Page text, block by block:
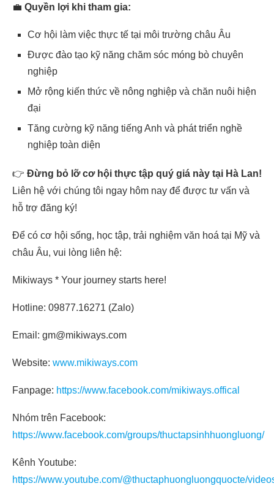
💼 Quyền lợi khi tham gia:
Cơ hội làm việc thực tế tại môi trường châu Âu
Được đào tạo kỹ năng chăm sóc móng bò chuyên
nghiệp
Mở rộng kiến thức về nông nghiệp và chăn nuôi hiện
đại
Tăng cường kỹ năng tiếng Anh và phát triển nghề
nghiệp toàn diện
👉 Đừng bỏ lỡ cơ hội thực tập quý giá này tại Hà Lan!
Liên hệ với chúng tôi ngay hôm nay để được tư vấn và
hỗ trợ đăng ký!
Để có cơ hội sống, học tập, trải nghiệm văn hoá tại Mỹ và
châu Âu, vui lòng liên hệ:
Mikiways * Your journey starts here!
Hotline: 09877.16271 (Zalo)
Email: gm@mikiways.com
Website: www.mikiways.com
Fanpage: https://www.facebook.com/mikiways.offical
Nhóm trên Facebook:
https://www.facebook.com/groups/thuctapsinhhuongluong/
Kênh Youtube:
https://www.youtube.com/@thuctaphuongluongquocte/